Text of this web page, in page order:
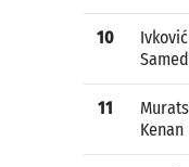
10
Ivković
Samed
11
Kenan